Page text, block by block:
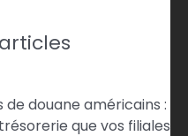
douane américains :
que vos filiales